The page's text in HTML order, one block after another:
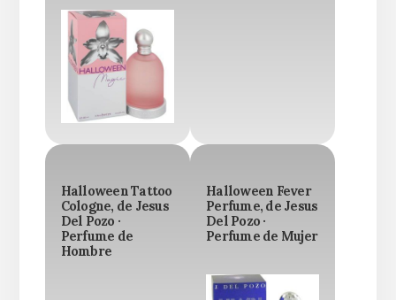
Halloween Tattoo
Cologne, de Jesus
Del Pozo ·
Perfume de
Hombre
Halloween Fever
Perfume, de Jesus
Del Pozo ·
Perfume de Mujer